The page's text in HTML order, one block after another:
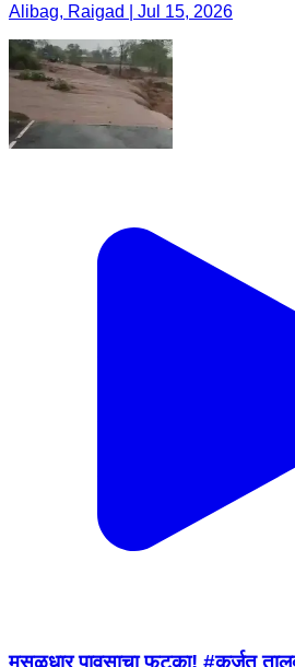
Alibag, Raigad | Jul 15, 2026
मुसळधार पावसाचा फटका! #कर्जत